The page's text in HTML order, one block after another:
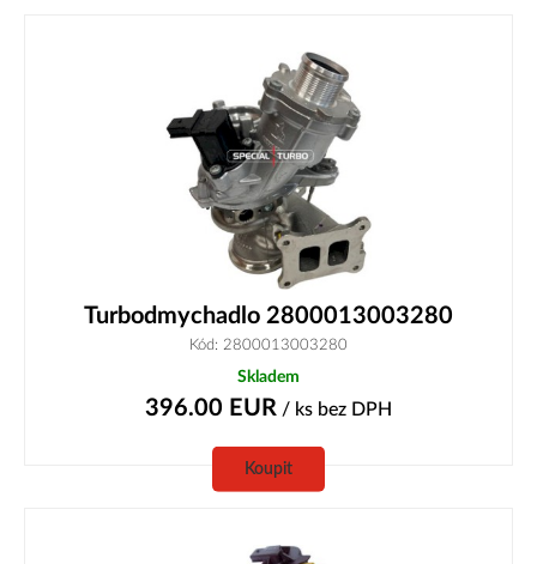
Turbodmychadlo 2800013003280
Kód: 2800013003280
Skladem
396.00 EUR / ks bez DPH
Koupit